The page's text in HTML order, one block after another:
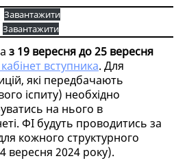
Завантажити
Завантажити
з 19 вересня до 25 вересня
вступника. Для
які передбачають
іспиту) необхідно
на нього в
ФІ будуть проводитись за
кожного структурного
вересня 2024 року).